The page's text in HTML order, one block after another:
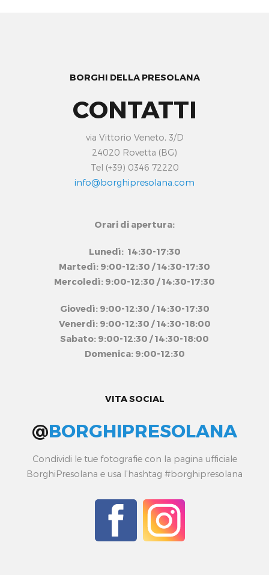
BORGHI DELLA PRESOLANA
CONTATTI
via Vittorio Veneto, 3/D
24020 Rovetta (BG)
Tel (+39) 0346 72220
info@borghipresolana.com
Orari di apertura:
Lunedì: 14:30-17:30
Martedì: 9:00-12:30 / 14:30-17:30
Mercoledì: 9:00-12:30 / 14:30-17:30
Giovedì: 9:00-12:30 / 14:30-17:30
Venerdì: 9:00-12:30 / 14:30-18:00
Sabato: 9:00-12:30 / 14:30-18:00
Domenica: 9:00-12:30
VITA SOCIAL
@BORGHIPRESOLANA
Condividi le tue fotografie con la pagina ufficiale
BorghiPresolana e usa l’hashtag #borghipresolana